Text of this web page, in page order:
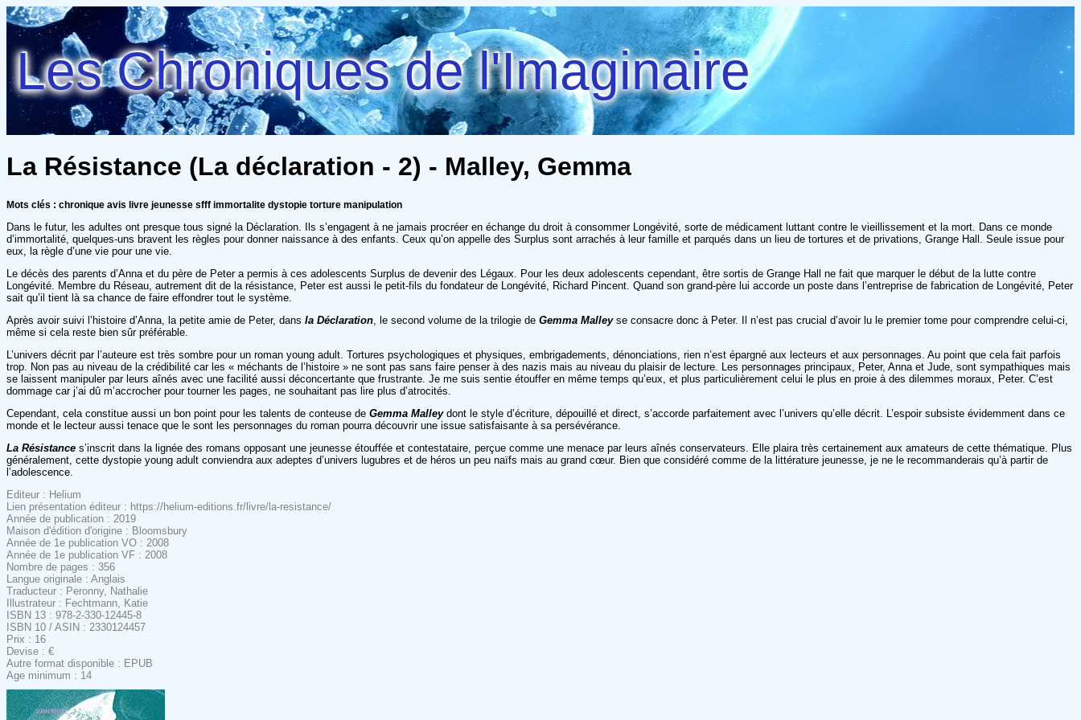
Les Chroniques de l'Imaginaire
La Résistance (La déclaration - 2) - Malley, Gemma
Mots clés : chronique avis livre jeunesse sfff immortalite dystopie torture manipulation
Dans le futur, les adultes ont presque tous signé la Déclaration. Ils s’engagent à ne jamais procréer en échange du droit à consommer Longévité, sorte de médicament luttant contre le vieillissement et la mort. Dans ce monde
d’immortalité, quelques-uns bravent les règles pour donner naissance à des enfants. Ceux qu’on appelle des Surplus sont arrachés à leur famille et parqués dans un lieu de tortures et de privations, Grange Hall. Seule issue pour
eux, la règle d’une vie pour une vie.
Le décès des parents d’Anna et du père de Peter a permis à ces adolescents Surplus de devenir des Légaux. Pour les deux adolescents cependant, être sortis de Grange Hall ne fait que marquer le début de la lutte contre
Longévité. Membre du Réseau, autrement dit de la résistance, Peter est aussi le petit-fils du fondateur de Longévité, Richard Pincent. Quand son grand-père lui accorde un poste dans l’entreprise de fabrication de Longévité, Peter
sait qu’il tient là sa chance de faire effondrer tout le système.
Après avoir suivi l’histoire d’Anna, la petite amie de Peter, dans la Déclaration , le second volume de la trilogie de Gemma Malley se consacre donc à Peter. Il n’est pas crucial d’avoir lu le premier tome pour comprendre celui-ci,
même si cela reste bien sûr préférable.
L’univers décrit par l’auteure est très sombre pour un roman young adult. Tortures psychologiques et physiques, embrigadements, dénonciations, rien n’est épargné aux lecteurs et aux personnages. Au point que cela fait parfois
trop. Non pas au niveau de la crédibilité car les « méchants de l’histoire » ne sont pas sans faire penser à des nazis mais au niveau du plaisir de lecture. Les personnages principaux, Peter, Anna et Jude, sont sympathiques mais
se laissent manipuler par leurs aînés avec une facilité aussi déconcertante que frustrante. Je me suis sentie étouffer en même temps qu’eux, et plus particulièrement celui le plus en proie à des dilemmes moraux, Peter. C’est
dommage car j’ai dû m’accrocher pour tourner les pages, ne souhaitant pas lire plus d’atrocités.
Cependant, cela constitue aussi un bon point pour les talents de conteuse de Gemma Malley dont le style d’écriture, dépouillé et direct, s’accorde parfaitement avec l’univers qu’elle décrit. L’espoir subsiste évidemment dans ce
monde et le lecteur aussi tenace que le sont les personnages du roman pourra découvrir une issue satisfaisante à sa persévérance.
La Résistance s’inscrit dans la lignée des romans opposant une jeunesse étouffée et contestataire, perçue comme une menace par leurs aînés conservateurs. Elle plaira très certainement aux amateurs de cette thématique. Plus
généralement, cette dystopie young adult conviendra aux adeptes d’univers lugubres et de héros un peu naïfs mais au grand cœur. Bien que considéré comme de la littérature jeunesse, je ne le recommanderais qu’à partir de
l’adolescence.
Editeur : Helium
Lien présentation éditeur : https://helium-editions.fr/livre/la-resistance/
Année de publication : 2019
Maison d'édition d'origine : Bloomsbury
Année de 1e publication VO : 2008
Année de 1e publication VF : 2008
Nombre de pages : 356
Langue originale : Anglais
Traducteur : Peronny, Nathalie
Illustrateur : Fechtmann, Katie
ISBN 13 : 978-2-330-12445-8
ISBN 10 / ASIN : 2330124457
Prix : 16
Devise : €
Autre format disponible : EPUB
Age minimum : 14